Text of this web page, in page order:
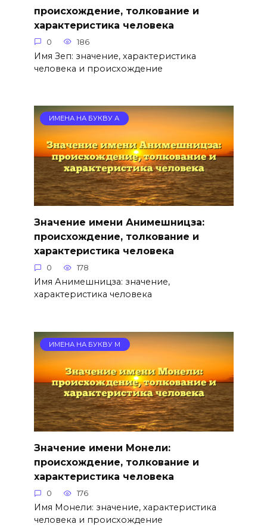
происхождение, толкование и
характеристика человека
0 186
Имя Зеп: значение, характеристика
человека и происхождение
ИМЕНА НА БУКВУ А
Значение имени Анимешницза:
происхождение, толкование и
характеристика человека
0 178
Имя Анимешницза: значение,
характеристика человека
ИМЕНА НА БУКВУ М
Значение имени Монели:
происхождение, толкование и
характеристика человека
0 176
Имя Монели: значение, характеристика
человека и происхождение